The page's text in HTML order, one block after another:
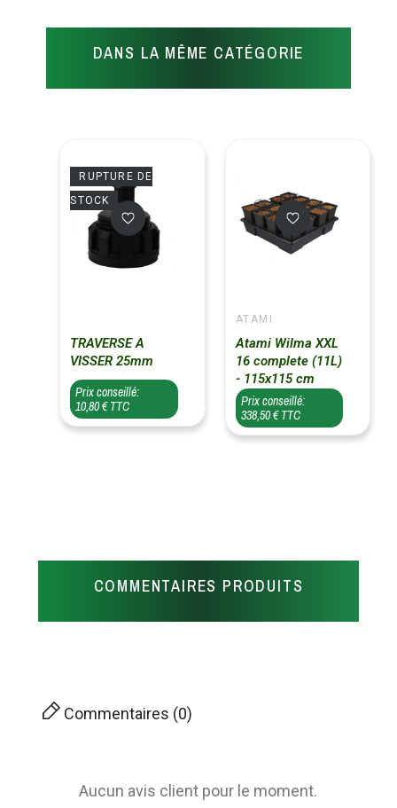
DANS LA MÊME CATÉGORIE
RUPTURE DE
STOCK
TRAVERSE A
VISSER 25mm
Prix conseillé:
10,80 € TTC
ATAMI
Atami Wilma XXL
16 complete (11L)
- 115x115 cm
Prix conseillé:
338,50 € TTC
COMMENTAIRES PRODUITS
Commentaires (0)
Aucun avis client pour le moment.